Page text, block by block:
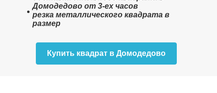
Домодедово от 3-ех часов
резка металлического квадрата в
размер
Купить квадрат в Домодедово